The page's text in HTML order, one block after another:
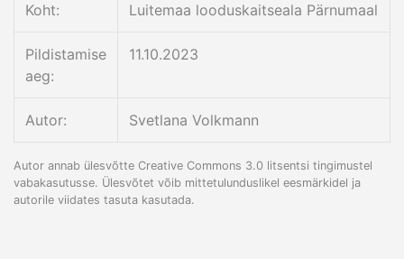
Koht: Luitemaa looduskaitseala Pärnumaal
Pildistamise
aeg:
11.10.2023
Autor: Svetlana Volkmann
Autor annab ülesvõtte Creative Commons 3.0 litsentsi tingimustel
vabakasutusse. Ülesvõtet võib mittetulunduslikel eesmärkidel ja
autorile viidates tasuta kasutada.